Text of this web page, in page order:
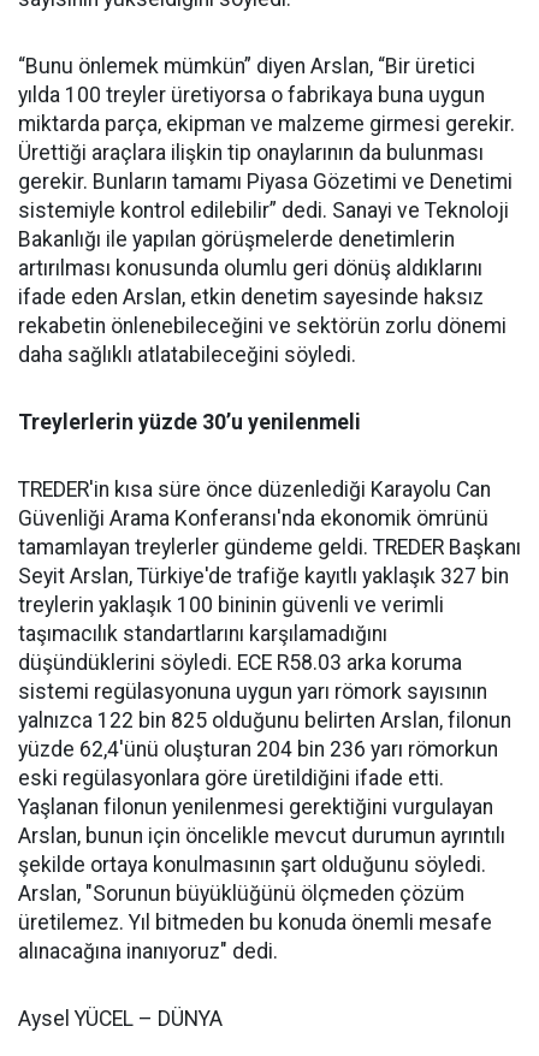
“Bunu önlemek mümkün” diyen Arslan, “Bir üretici
yılda 100 treyler üretiyorsa o fabrikaya buna uygun
miktarda parça, ekipman ve malzeme girmesi gerekir.
Ürettiği araçlara ilişkin tip onaylarının da bulunması
gerekir. Bunların tamamı Piyasa Gözetimi ve Denetimi
sistemiyle kontrol edilebilir” dedi. Sanayi ve Teknoloji
Bakanlığı ile yapılan görüşmelerde denetimlerin
artırılması konusunda olumlu geri dönüş aldıklarını
ifade eden Arslan, etkin denetim sayesinde haksız
rekabetin önlenebileceğini ve sektörün zorlu dönemi
daha sağlıklı atlatabileceğini söyledi.
Treylerlerin yüzde 30’u yenilenmeli
TREDER'in kısa süre önce düzenlediği Karayolu Can
Güvenliği Arama Konferansı'nda ekonomik ömrünü
tamamlayan treylerler gündeme geldi. TREDER Başkanı
Seyit Arslan, Türkiye'de trafiğe kayıtlı yaklaşık 327 bin
treylerin yaklaşık 100 bininin güvenli ve verimli
taşımacılık standartlarını karşılamadığını
düşündüklerini söyledi. ECE R58.03 arka koruma
sistemi regülasyonuna uygun yarı römork sayısının
yalnızca 122 bin 825 olduğunu belirten Arslan, filonun
yüzde 62,4'ünü oluşturan 204 bin 236 yarı römorkun
eski regülasyonlara göre üretildiğini ifade etti.
Yaşlanan filonun yenilenmesi gerektiğini vurgulayan
Arslan, bunun için öncelikle mevcut durumun ayrıntılı
şekilde ortaya konulmasının şart olduğunu söyledi.
Arslan, "Sorunun büyüklüğünü ölçmeden çözüm
üretilemez. Yıl bitmeden bu konuda önemli mesafe
alınacağına inanıyoruz" dedi.
Aysel YÜCEL – DÜNYA